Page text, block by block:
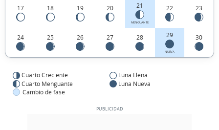
17 18 19 20 21
MENGUANTE
22 23
24 25 26 27 28 29
NUEVA
30
Cuarto Creciente
Luna Llena
Cuarto Menguante
Luna Nueva
Cambio de fase